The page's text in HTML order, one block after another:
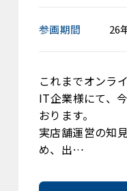
参画期間 26
これまでオンラ
IT企業様にて、
おります。
実店舗運営の知
め、出…